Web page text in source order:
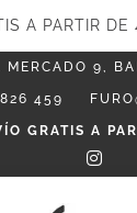
A PARTIR
MERCADO 9,
459
GRATIS A